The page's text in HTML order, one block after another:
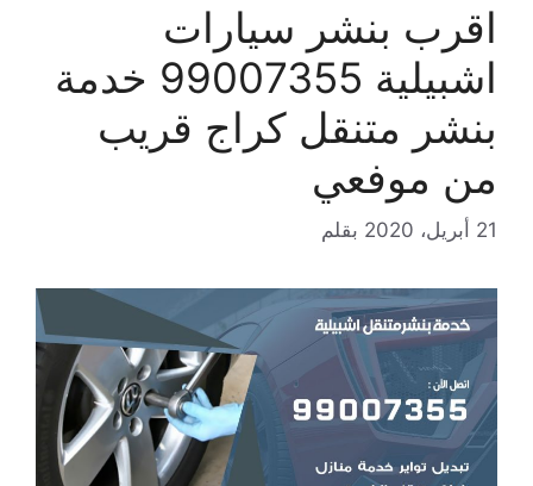
اقرب بنشر سيارات
اشبيلية 99007355 خدمة
بنشر متنقل كراج قريب
من موفعي
21 أبريل، 2020 بقلم